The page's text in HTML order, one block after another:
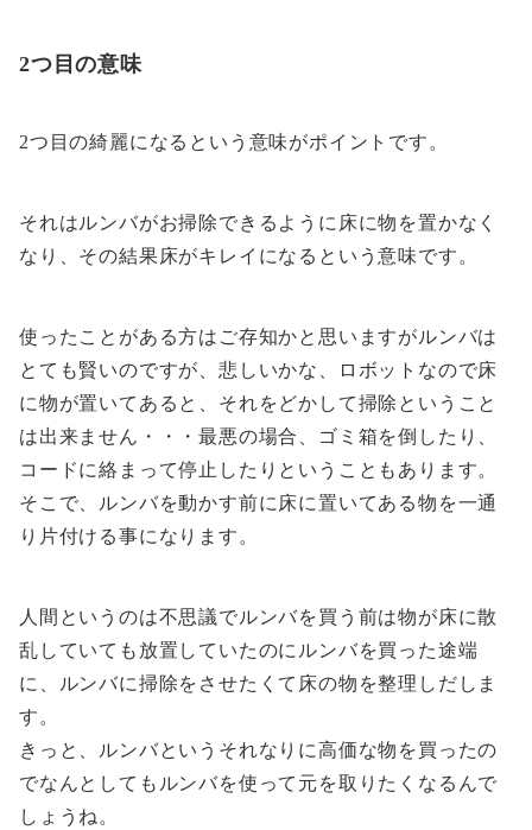
2つ目の意味
2つ目の綺麗になるという意味がポイントです。
それはルンバがお掃除できるように床に物を置かなく
なり、その結果床がキレイになるという意味です。
使ったことがある方はご存知かと思いますがルンバは
とても賢いのですが、悲しいかな、ロボットなので床
に物が置いてあると、それをどかして掃除ということ
は出来ません・・・最悪の場合、ゴミ箱を倒したり、
コードに絡まって停止したりということもあります。
そこで、ルンバを動かす前に床に置いてある物を一通
り片付ける事になります。
人間というのは不思議でルンバを買う前は物が床に散
乱していても放置していたのにルンバを買った途端
に、ルンバに掃除をさせたくて床の物を整理しだしま
す。
きっと、ルンバというそれなりに高価な物を買ったの
でなんとしてもルンバを使って元を取りたくなるんで
しょうね。